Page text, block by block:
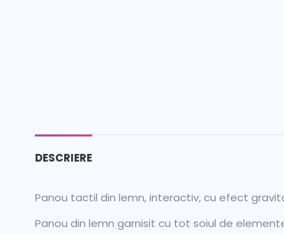
DESCRIERE
Panou tactil din lemn, interactiv, cu efect
Panou din lemn garnisit cu tot soiul de